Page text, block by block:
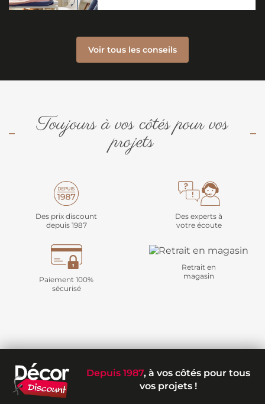
Voir tous les conseils
Toujours à vos côtés pour vos
projets
Des prix discount
depuis 1987
Des experts à
votre écoute
Paiement 100%
sécurisé
Retrait en
magasin
Depuis 1987, à vos côtés pour tous
vos projets !